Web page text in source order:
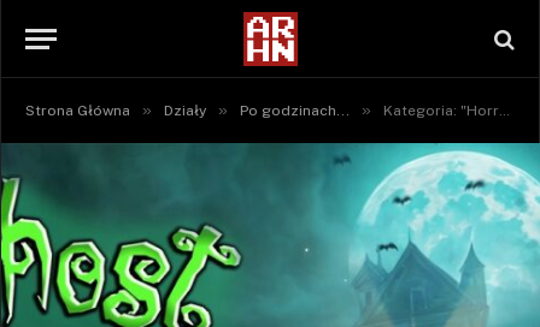
Strona Główna » Działy » Po godzinach... » Kategoria: "Horrory Dibblera"